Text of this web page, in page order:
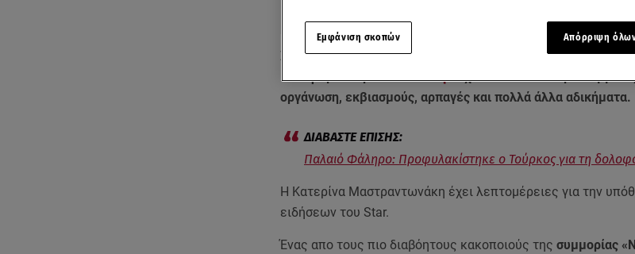
Συνελήφθη ένας από τους πιο σκληρούς κακοποιούς της
καταφύγιο στηΘεσσαλονίκη. Είχε καταδικαστεί για
οργάνωση, εκβιασμούς, αρπαγές και πολλά άλλα αδικήματα.
Παλαιό Φάληρο: Προφυλακίστηκε ο Τούρκος για τη
Η Κατερίνα Μαστραντωνάκη έχει λεπτομέρειες για την
ειδήσεων του Star.
Ένας απο τους πιο διαβόητους κακοποιούς της συμμορίας
Εμφάνιση σκοπών Απόρριψη